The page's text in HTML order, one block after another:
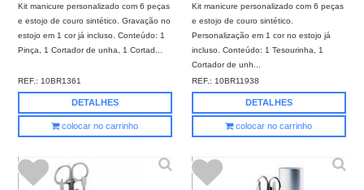
Kit manicure personalizado com 6 peças
e estojo de couro sintético. Gravação no
estojo em 1 cor já incluso. Conteúdo: 1
Pinça, 1 Cortador de unha, 1 Cortad...
REF.: 10BR1361
DETALHES
colocar no carrinho
Kit manicure personalizado com 6 peças
e estojo de couro sintético.
Personalização em 1 cor no estojo já
incluso. Conteúdo: 1 Tesourinha, 1
Cortador de unh...
REF.: 10BR11938
DETALHES
colocar no carrinho